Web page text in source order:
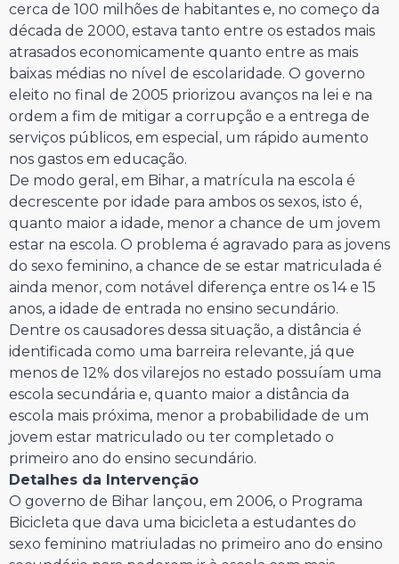
cerca de 100 milhões de habitantes e, no começo da
década de 2000, estava tanto entre os estados mais
atrasados economicamente quanto entre as mais
baixas médias no nível de escolaridade. O governo
eleito no final de 2005 priorizou avanços na lei e na
ordem a fim de mitigar a corrupção e a entrega de
serviços públicos, em especial, um rápido aumento
nos gastos em educação.
De modo geral, em Bihar, a matrícula na escola é
decrescente por idade para ambos os sexos, isto é,
quanto maior a idade, menor a chance de um jovem
estar na escola. O problema é agravado para as jovens
do sexo feminino, a chance de se estar matriculada é
ainda menor, com notável diferença entre os 14 e 15
anos, a idade de entrada no ensino secundário.
Dentre os causadores dessa situação, a distância é
identificada como uma barreira relevante, já que
menos de 12% dos vilarejos no estado possuíam uma
escola secundária e, quanto maior a distância da
escola mais próxima, menor a probabilidade de um
jovem estar matriculado ou ter completado o
primeiro ano do ensino secundário.
Detalhes da Intervenção
O governo de Bihar lançou, em 2006, o Programa
Bicicleta que dava uma bicicleta a estudantes do
sexo feminino matriuladas no primeiro ano do ensino